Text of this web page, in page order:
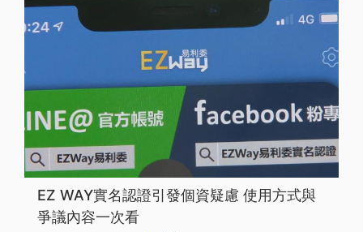
EZ WAY實名認證引發個資疑慮 使用方式與
爭議內容一次看